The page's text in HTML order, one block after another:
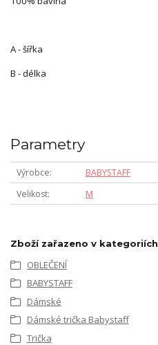
A - šířka
B - délka
Parametry
Výrobce
BABYSTAFF
Velikost
M
Zboží zařazeno v kategoriích
OBLEČENÍ
BABYSTAFF
Dámské
Dámské trička Babystaff
Trička